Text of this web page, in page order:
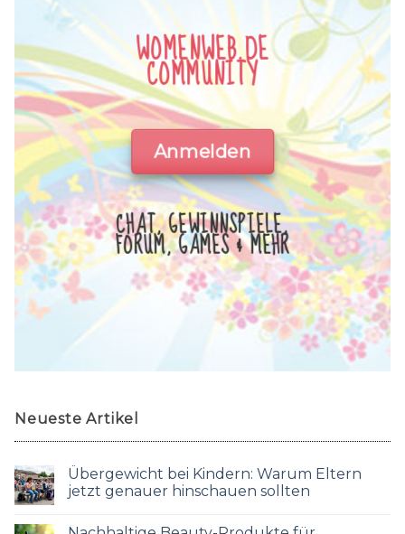
WOMENWEB.DE
COMMUNITY
Anmelden
CHAT, GEWINNSPIELE,
FORUM, GAMES & MEHR
Neueste Artikel
Übergewicht bei Kindern: Warum Eltern
jetzt genauer hinschauen sollten